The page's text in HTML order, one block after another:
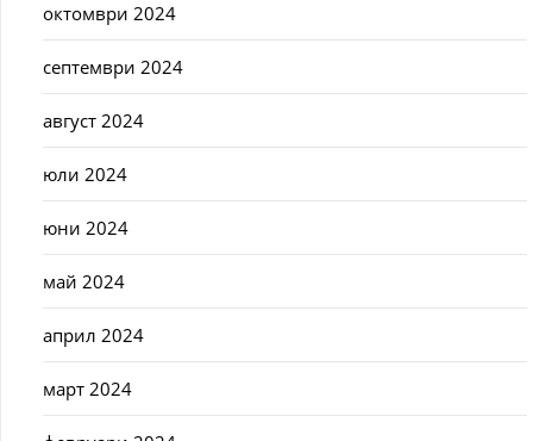
октомври 2024
септември 2024
август 2024
юли 2024
юни 2024
май 2024
април 2024
март 2024